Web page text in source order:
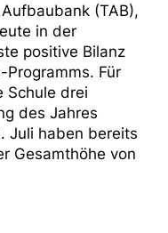
(TAB),
in der
positive Bilanz
Programms. Für
Schule drei
des Jahres
Juli haben bereits
Gesamthöhe von